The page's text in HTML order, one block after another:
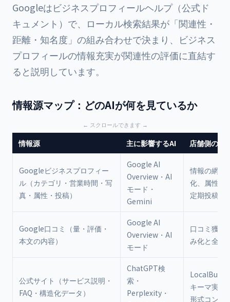
Googleはビジネスプロフィールヘルプ（公式ド
キュメント）で、ローカル検索結果が「関連性・
距離・知名度」の組み合わせで決まり、ビジネス
プロフィールの情報充実が関連性の評価に直結す
ると説明しています。
情報源マップ：どのAIが何を見ているか
情報源 主に影響するAI 店舗側の対
Googleビジネスプロフィー
ル（カテゴリ・営業時間・写
真・属性・投稿）
Google AI
Overview・AI
モード・
Gemini
情報の網羅
化、属性の
定期投稿
Google口コミ（量・評価・
本文の内容）
Google AI
Overview・AI
モード
口コミ獲得
み化と全件
公式サイト（サービス説明・
FAQ・構造化データ）
ChatGPT検
索・
Perplexity・
キーマ実装
形式コンテ